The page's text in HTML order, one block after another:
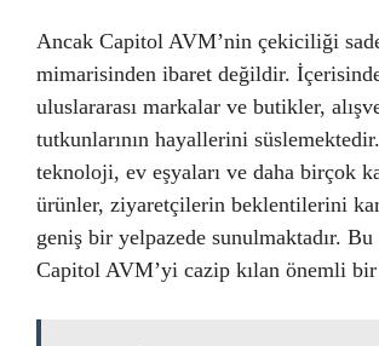
Ancak Capitol AVM’nin çekiciliği
mimarisinden ibaret değildir.
uluslararası markalar ve butikler,
tutkunlarının hayallerini
teknoloji, ev eşyaları ve daha birçok
ürünler, ziyaretçilerin beklentilerini
geniş bir yelpazede sunulmaktadır.
Capitol AVM’yi cazip kılan önemli